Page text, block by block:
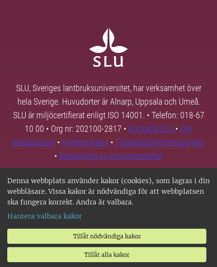
Denna webbplats använder kakor (cookies), som lagras i din
webbläsare. Vissa kakor är nödvändiga för att webbplatsen
ska fungera korrekt. Andra är valbara.
Hantera valbara kakor
Tillåt nödvändiga kakor
Tillåt alla kakor
SLU, Sveriges lantbruksuniversitet, har verksamhet över
hela Sverige. Huvudorter är Alnarp, Uppsala och Umeå.
SLU är miljöcertifierat enligt ISO 14001. • Telefon: 018-67
10 00 • Org nr: 202100-2817 • Kontakta SLU • Om
webbplatsen • Hantera kakor • Tillgänglighetsredogörelse
• Behandling av personuppgifter